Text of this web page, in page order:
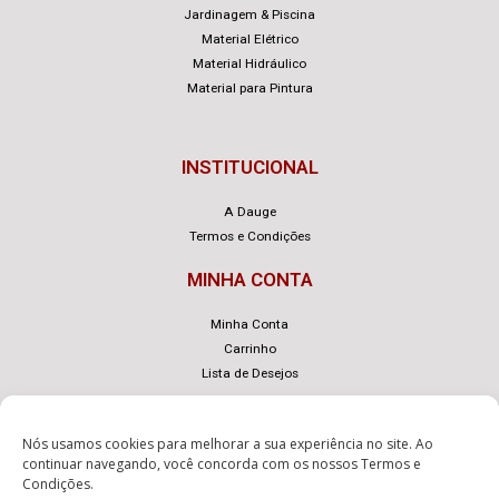
Nós usamos cookies para melhorar a sua experiência no site. Ao
continuar navegando, você concorda com os nossosTermos e
Condições.
Jardinagem & Piscina
Material Elétrico
Material Hidráulico
Material para Pintura
INSTITUCIONAL
A Dauge
Termos e Condições
MINHA CONTA
Minha Conta
Carrinho
Lista de Desejos